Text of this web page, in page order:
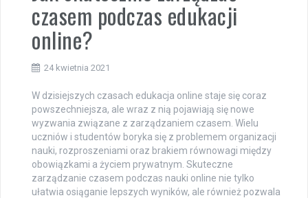
czasem podczas edukacji
online?
24 kwietnia 2021
W dzisiejszych czasach edukacja online staje się coraz
powszechniejsza, ale wraz z nią pojawiają się nowe
wyzwania związane z zarządzaniem czasem. Wielu
uczniów i studentów boryka się z problemem organizacji
nauki, rozproszeniami oraz brakiem równowagi między
obowiązkami a życiem prywatnym. Skuteczne
zarządzanie czasem podczas nauki online nie tylko
ułatwia osiąganie lepszych wyników, ale również pozwala